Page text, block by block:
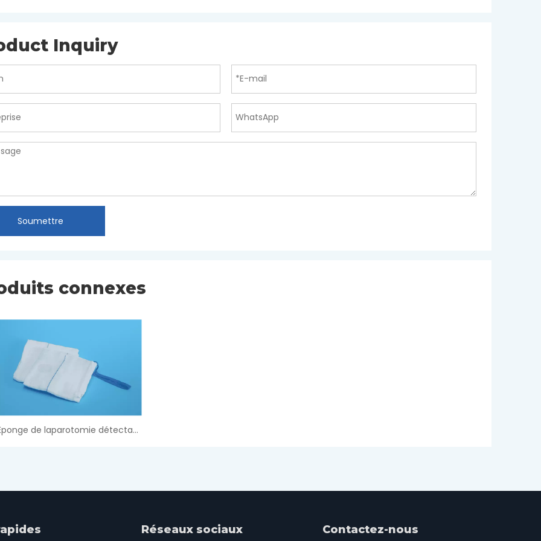
Inquiry
Soumettre
connexes
Éponge de laparotomie détectable aux rayons X
Réseaux sociaux Contactez-nous